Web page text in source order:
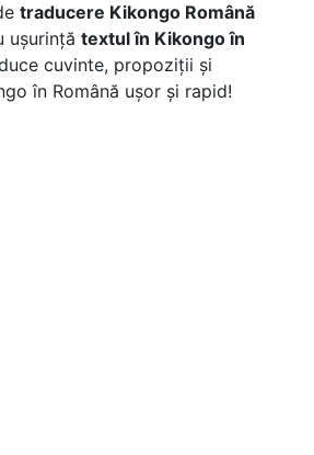
traducere Kikongo Română
ușurință textul în Kikongo în
cuvinte, propoziții și
în Română ușor și rapid!